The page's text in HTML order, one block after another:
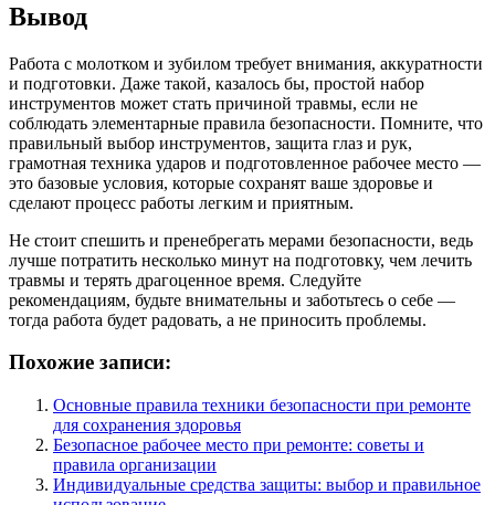
Вывод
Работа с молотком и зубилом требует внимания, аккуратности
и подготовки. Даже такой, казалось бы, простой набор
инструментов может стать причиной травмы, если не
соблюдать элементарные правила безопасности. Помните, что
правильный выбор инструментов, защита глаз и рук,
грамотная техника ударов и подготовленное рабочее место —
это базовые условия, которые сохранят ваше здоровье и
сделают процесс работы легким и приятным.
Не стоит спешить и пренебрегать мерами безопасности, ведь
лучше потратить несколько минут на подготовку, чем лечить
травмы и терять драгоценное время. Следуйте
рекомендациям, будьте внимательны и заботьтесь о себе —
тогда работа будет радовать, а не приносить проблемы.
Похожие записи:
Основные правила техники безопасности при ремонте
для сохранения здоровья
Безопасное рабочее место при ремонте: советы и
правила организации
Индивидуальные средства защиты: выбор и правильное